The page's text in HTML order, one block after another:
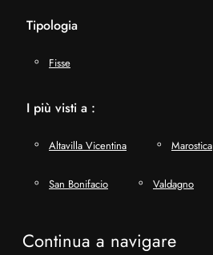
Tipologia
Fisse
I più visti a :
Altavilla Vicentina Marostica
San Bonifacio Valdagno
Continua a navigare